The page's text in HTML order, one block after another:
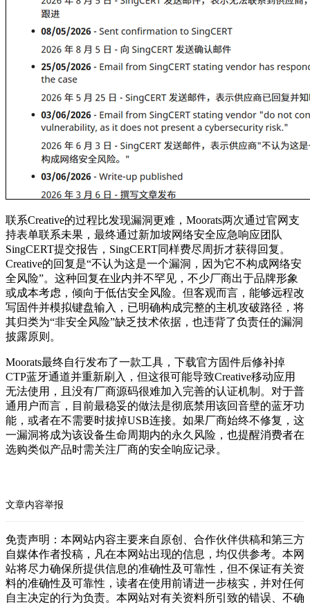
联系Creative的过程比发现漏洞更难，Moorats两次通过官网支
持表单联系未果，最终通过新加坡网络安全应急响应团队
SingCERT提交报告，SingCERT同样费尽周折才获得回复。
Creative的回复是“不认为这是一个漏洞，因为它不构成网络安
全风险”。这种回复在业内并不罕见，不少厂商出于品牌形象
或成本考虑，倾向于低估安全风险。但客观而言，能够远程改
写固件并模拟键盘输入，已明确构成完整的主机攻破路径，将
其归类为“非安全风险”缺乏技术依据，也违背了负责任的漏洞
披露原则。
Moorats最终自行发布了一款工具，下载官方固件后修补掉
CTP蓝牙通道并重新刷入，但这很可能导致Creative移动应用
无法使用，且没有厂商源码很难加入完善的认证机制。对于普
通用户而言，目前最稳妥的做法是彻底禁用该回音壁的蓝牙功
能，或者在不需要时拔掉USB连接。如果厂商始终不修复，这
一漏洞将成为该设备生命周期内的永久风险，也提醒消费者在
选购类似产品时需关注厂商的安全响应记录。
文章内容举报
免责声明：本网站内容主要来自原创、合作伙伴供稿和第三方
自媒体作者投稿，凡在本网站出现的信息，均仅供参考。本网
站将尽力确保所提供信息的准确性及可靠性，但不保证有关资
料的准确性及可靠性，读者在使用前请进一步核实，并对任何
自主决定的行为负责。本网站对有关资料所引致的错误、不确